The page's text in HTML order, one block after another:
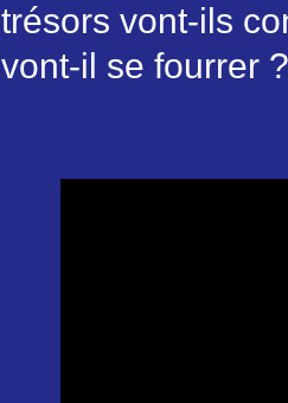
trésors vont-ils
vont-il se fourrer